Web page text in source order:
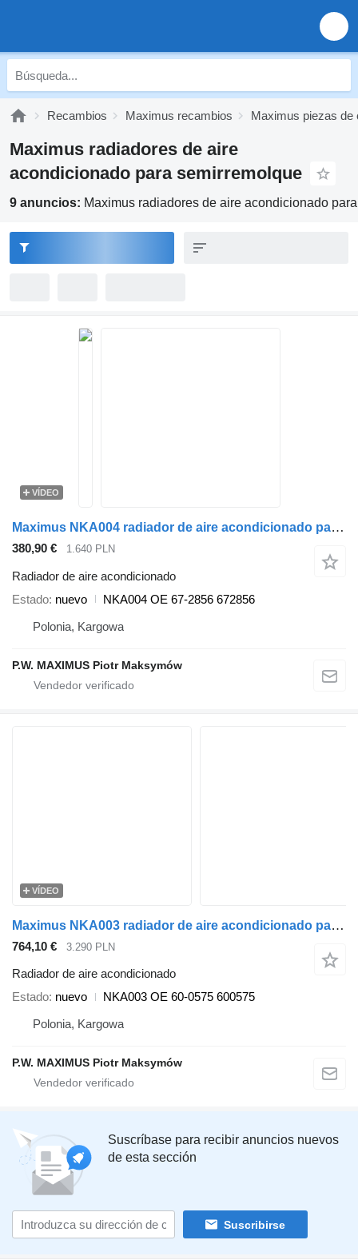
Recambios Maximus recambios Maximus piezas de
Maximus radiadores de aire
acondicionado para semirremolque
9 anuncios: Maximus radiadores de aire acondicionado
VÍDEO
Maximus NKA004 radiador de aire acondicionado para semirremolque
380,90 € 1.640 PLN
Radiador de aire acondicionado
Estado nuevo
NKA004 OE 67-2856 672856
Polonia, Kargowa
P.W. MAXIMUS Piotr Maksymów
VÍDEO
Maximus NKA003 radiador de aire acondicionado para THERMO KING SLX semirremolque
764,10 € 3.290 PLN
Radiador de aire acondicionado
Estado nuevo
NKA003 OE 60-0575 600575
Polonia, Kargowa
P.W. MAXIMUS Piotr Maksymów
Suscríbase para recibir anuncios nuevos
de esta sección
Suscribirse